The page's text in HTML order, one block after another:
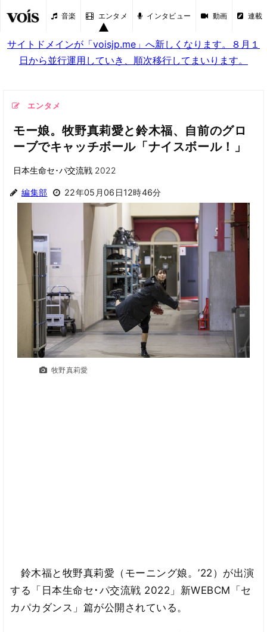
音楽 エンタメ インタビュー 動画 連載
サイトドメインが「voisjp.me」へ新しくなります。８月１
日から並行運用していき、順次移行してまいります。
エンタメ
モー娘。牧野真莉愛と鈴木福、自前のグロ
ーブでキャッチボール「ナイスボール！」
日本生命セ･パ交流戦 2022
編集部 22年05月06日12時46分
牧野真莉愛
鈴木福と牧野真莉愛（モーニング娘。’22）が出演
する「日本生命セ･パ交流戦 2022」新WEBCM「セ
カパカダンス」篇が公開されている。